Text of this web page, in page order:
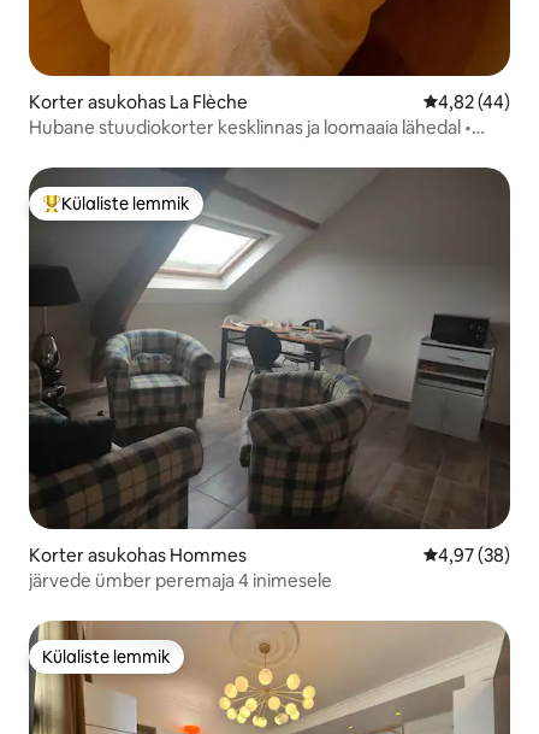
Korter asukohas La Flèche Keskmine
4,82 (44)
Hubane stuudiokorter kesklinnas ja loomaaia lähedal •
Külaliste suur lemmik
Külaliste lemmik
Korter asukohas Hommes Keskmine
4,97 (38)
järvede ümber peremaja 4 inimesele
Külaliste lemmik
Külaliste lemmik